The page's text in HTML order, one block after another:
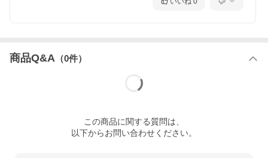
商品Q&A （0件）
この商品に関する質問は、
以下からお問い合わせください。